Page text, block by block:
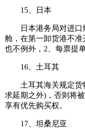
15、日本
日本港务局对进口
舱，在第一卸货港不
也不例外，2、每票提
16、土耳其
土耳其海关规定货
求延期之外)，否则将
享有优先购买权。
17、坦桑尼亚